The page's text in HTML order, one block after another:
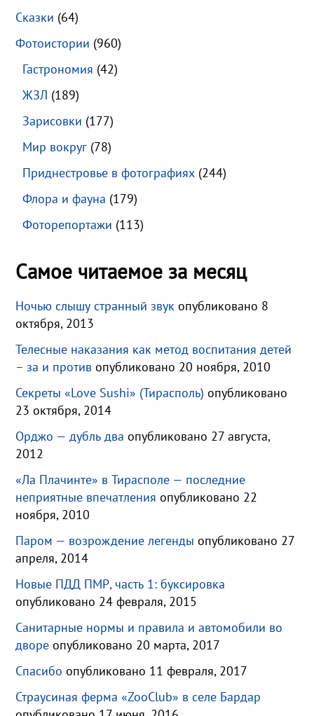
Сказки (64)
Фотоистории (960)
Гастрономия (42)
ЖЗЛ (189)
Зарисовки (177)
Мир вокруг (78)
Приднестровье в фотографиях (244)
Флора и фауна (179)
Фоторепортажи (113)
Самое читаемое за месяц
Ночью слышу странный звук опубликовано 8
октября, 2013
Телесные наказания как метод воспитания детей
– за и против опубликовано 20 ноября, 2010
Секреты «Love Sushi» (Тирасполь) опубликовано
23 октября, 2014
Орджо — дубль два опубликовано 27 августа,
2012
«Ла Плачинте» в Тирасполе — последние
неприятные впечатления опубликовано 22
ноября, 2010
Паром — возрождение легенды опубликовано 27
апреля, 2014
Новые ПДД ПМР, часть 1: буксировка
опубликовано 24 февраля, 2015
Санитарные нормы и правила и автомобили во
дворе опубликовано 20 марта, 2017
Спасибо опубликовано 11 февраля, 2017
Страусиная ферма «ZooClub» в селе Бардар